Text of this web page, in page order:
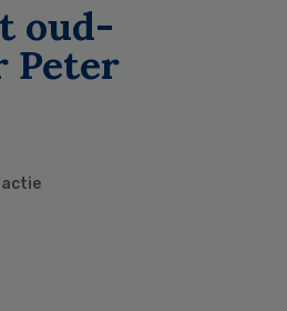
oud-
Peter